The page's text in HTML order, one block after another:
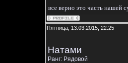
все верно это часть нашей
Пятница, 13.03.2015, 22:25
Натами
Ранг: Рядовой